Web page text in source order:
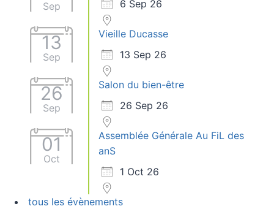
Sep
6 Sep 26
13
Sep
Vieille Ducasse
13 Sep 26
26
Sep
Salon du bien-être
26 Sep 26
01
Oct
Assemblée Générale Au FiL des
anS
1 Oct 26
tous les évènements